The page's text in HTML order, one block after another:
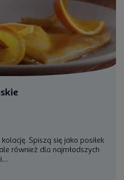
Spiszą się jako posiłek
również dla najmłodszych